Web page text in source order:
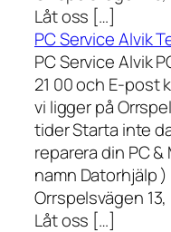
Låt oss […]
PC Service Alvik
PC Service Alvik
21 00 och E-post
vi ligger på
tider Starta inte
reparera din PC
namn Datorhjälp )
Orrspelsvägen
Låt oss […]